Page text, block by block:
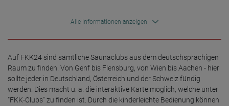
Alle Informationen anzeigen
Auf FKK24 sind sämtliche Saunaclubs aus dem deutschsprachigen
Raum zu finden. Von Genf bis Flensburg, von Wien bis Aachen - hier
sollte jeder in Deutschland, Österreich und der Schweiz fündig
werden. Dies macht u. a. die interaktive Karte möglich, welche unter
"FKK-Clubs" zu finden ist. Durch die kinderleichte Bedienung können